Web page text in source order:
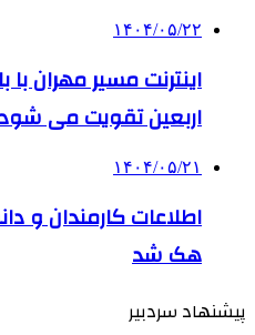
۱۴۰۴/۰۵/۲۲
اینترنت مسیر مهران با
اربعین تقویت می
۱۴۰۴/۰۵/۲۱
اطلاعات کارمندان و
هک شد
پیشنهاد سردبیر